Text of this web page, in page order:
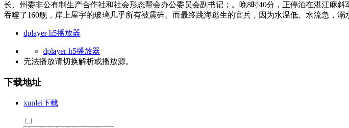
长、州委非公有制生产合作社和社会形态帮会办公委员会副书记；。晚8时40分，正停泊在湛江麻
吞噬了160舰，岸上屋宇的玻璃几乎所有被震碎。而最终跳海逃生的官兵，因为水温低、水流急，溺
dplayer-h5播放器
dplayer-h5播放器
无法播放请切换解析或播放源。
下载地址
xunlei下载